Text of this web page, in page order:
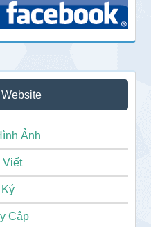
Ảnh
Viết
Cập